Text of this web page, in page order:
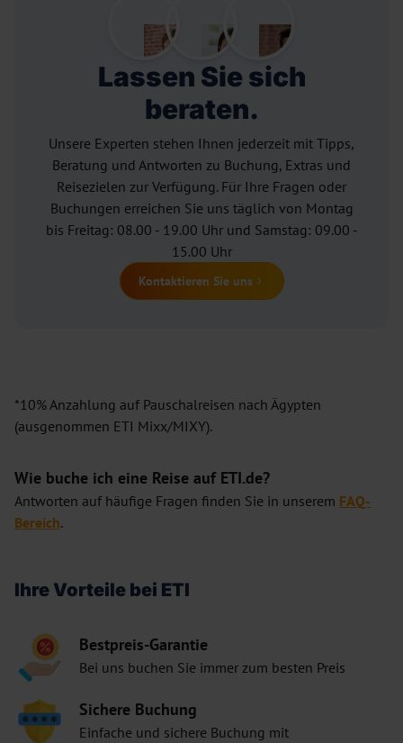
Lassen Sie sich
beraten.
Unsere Experten stehen Ihnen jederzeit mit Tipps,
Beratung und Antworten zu Buchung, Extras und
Reisezielen zur Verfügung. Für Ihre Fragen oder
Buchungen erreichen Sie uns täglich von Montag
bis Freitag: 08.00 - 19.00 Uhr und Samstag: 09.00 -
15.00 Uhr
Kontaktieren Sie uns
*10% Anzahlung auf Pauschalreisen nach Ägypten
(ausgenommen ETI Mixx/MIXY).
Wie buche ich eine Reise auf ETI.de?
Antworten auf häufige Fragen finden Sie in unserem FAQ-
Bereich.
Ihre Vorteile bei ETI
Bestpreis-Garantie
Bei uns buchen Sie immer zum besten Preis
Sichere Buchung
Einfache und sichere Buchung mit